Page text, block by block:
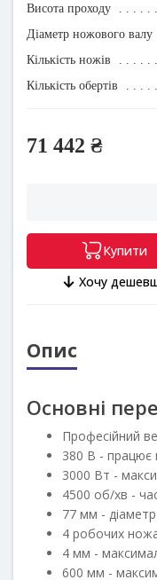
Висота проходу
Діаметр ножового валу
Кількість ножів
Кількість обертів
71 442 ₴
Купити
Хочу
Опис
Основні
Професійний
380 В - працює
3000 Вт -
4500 об/хв -
77 мм -
4 робочих
4 мм -
600 мм -